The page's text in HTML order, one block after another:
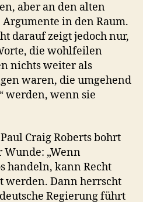
aber an den alten
in den Raum.
darauf zeigt jedoch nur,
die wohlfeilen
nichts weiter als
waren, die umgehend
werden, wenn sie
Craig Roberts bohrt
„Wenn
handeln, kann Recht
Dann herrscht
Regierung führt